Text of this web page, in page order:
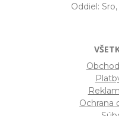
Oddiel:
Ochrana